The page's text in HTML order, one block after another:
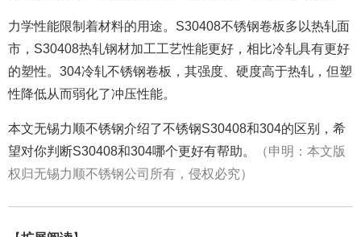
力学性能限制着材料的用途。S30408不锈钢卷板多以热轧面
市， S30408热轧钢材加工工艺性能更好，相比冷轧具有更好
的塑性。304冷轧不锈钢卷板，其强度、硬度高于热轧，但塑
性降低从而弱化了冲压性能。
本文无锡力顺不锈钢介绍了不锈钢S30408和304的区别，希
望对你判断S30408和304哪个更好有帮助。
（申明：本文版
权归无锡力顺不锈钢公司所有，侵权必究）